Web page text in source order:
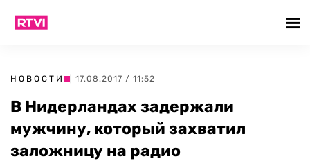
НОВОСТИ | 17.08.2017 / 11:52
В Нидерландах задержали
мужчину, который захватил
заложницу на радио